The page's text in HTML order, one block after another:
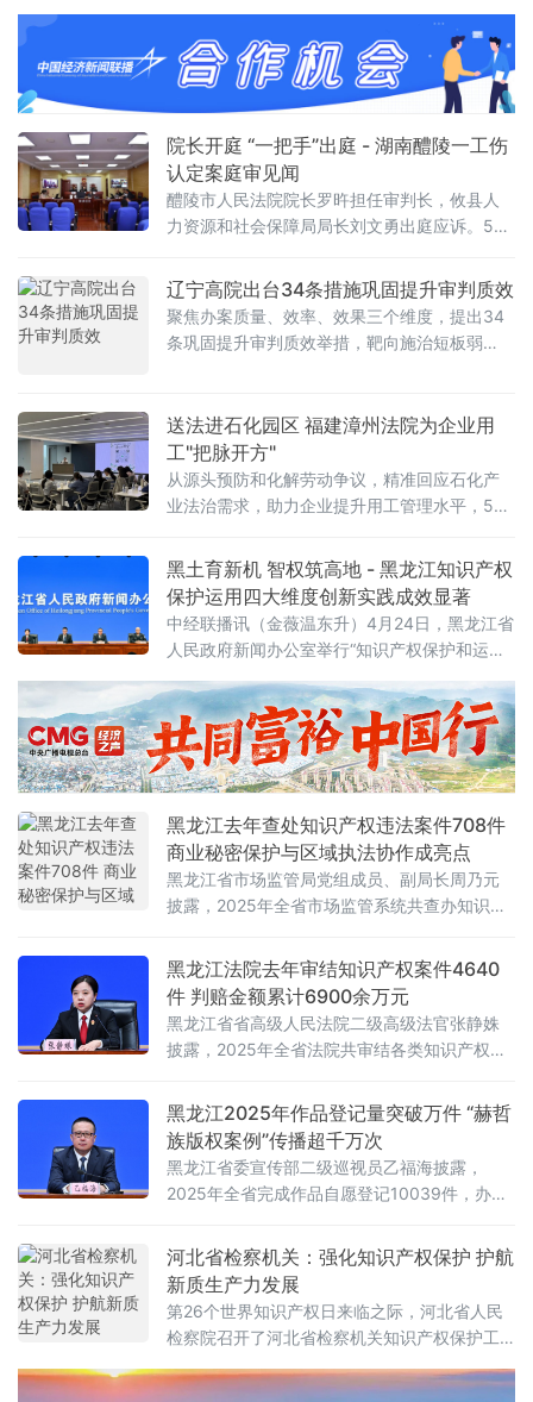
狗"发明专利侵权案由最高人民法院知识产权法
庭二审审结，全案驳回原告杭州露韦美日化有
限公司（下称露某美公司）全部诉讼请求，并
认定其构成恶意诉讼，判令赔偿宇树科技合理
开支8万元。这场历时近一年、精心瞄准企业
IPO关键节点的"专利狙击"闹剧，
院长开庭 “一把手”出庭 - 湖南醴陵一工伤
认定案庭审见闻
醴陵市人民法院院长罗旿担任审判长，攸县人
力资源和社会保障局局长刘文勇出庭应诉。5名
审。本案中，原告为某用人单位，第三人为一
名劳动者。该劳动者因长期在原告单位从事井
下采矿工作，接触矽尘等职业病危害因素，离
职后被诊断为“职业性矽肺壹期”。被告攸县人力
辽宁高院出台34条措施巩固提升审判质效
聚焦办案质量、效率、效果三个维度，提出34
条巩固提升审判质效举措，靶向施治短板弱
收案48.99万件，同比上升3.13%；结案34.42
万件，同比上升6.01%；法官人均结案65件，
同比上升4.84%，呈现收案、结案、人均结案
均同比上升的态势。在新收案件中，涉及物业
送法进石化园区 福建漳州法院为企业用
工"把脉开方"
从源头预防和化解劳动争议，精准回应石化产
业法治需求，助力企业提升用工管理水平，5月
古雷运营中心，举办“劳动争议案例解析与风险
防范”专题培训。福海创党委书记、董事长连毅
敏，福化古雷党委副书记、副董事长魏育健，
全国人大代表、福化古雷党群人资部主任郭晶
晶，漳州中院生态庭副庭长邓文安，漳
黑土育新机 智权筑高地 - 黑龙江知识产权
保护运用四大维度创新实践成效显著
中经联播讯（金薇温东升）4月24日，黑龙江省
人民政府新闻办公室举行“知识产权保护和运用
王伟群作权威通报，从法治保障、协同保护、
转化运用、品牌建设四个维度系统阐释全省创
新实践成果，省委宣传部、省法院、省公安
厅、省市监局相关负责人现场回应媒体关切，
治保障筑基固本：深入实施《知识产权强省建
设纲要（2021—20
黑龙江去年查处知识产权违法案件708件
商业秘密保护与区域执法协作成亮点
黑龙江省市场监管局党组成员、副局长周乃元
披露，2025年全省市场监管系统共查办知识产
以务实举措守护创新活力、优化营商环境。
黑龙江法院去年审结知识产权案件4640
件 判赔金额累计6900余万元
黑龙江省省高级人民法院二级高级法官张静姝
披露，2025年全省法院共审结各类知识产权纠
220件，判赔金额累计达6900余万元，以司法
之力护航创新龙江建设。技术类案件集中审理
新业态纠纷涌现2025年，黑龙江法院审结的技
术领域知识产权案件中，合同类纠纷1
黑龙江2025年作品登记量突破万件 “赫哲
族版权案例”传播超千万次
黑龙江省委宣传部二级巡视员乙福海披露，
2025年全省完成作品自愿登记10039件，办理
续提升，版权赋能产业创新发展成效显著。服
务升级：作品登记突破万件 版权合作签约15项
黑龙江省将版权工作深度融入全省发展大局，
持续优化作品登记流程，提升服务便利
河北省检察机关：强化知识产权保护 护航
新质生产力发展
第26个世界知识产权日来临之际，河北省人民
检察院召开了河北省检察机关知识产权保护工
察长王庆品出席发布会并通报了全省检察机关